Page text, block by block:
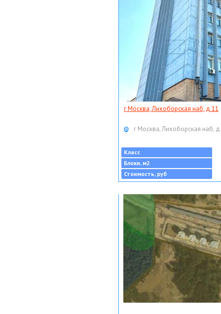
г Москва, Лихоборская наб, д 11
г Москва, Лихоборская наб,
Класс
Блоки, м2
Стоимость, руб